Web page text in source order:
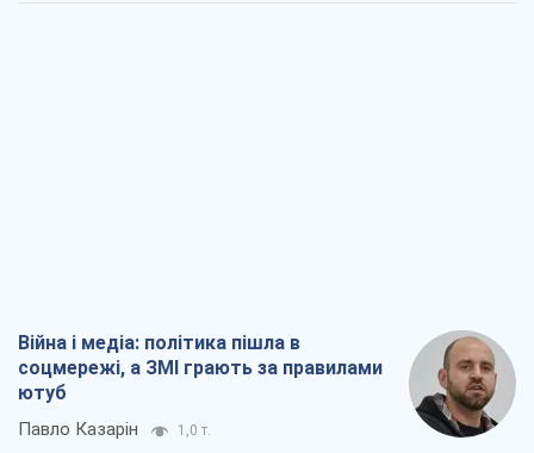
Війна і медіа: політика пішла в
соцмережі, а ЗМІ грають за правилами
ютуб
Павло Казарін 1,0 т.